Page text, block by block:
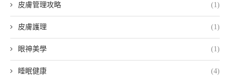
皮膚管理攻略 (1)
皮膚護理 (1)
眼神美學 (1)
睡眠健康 (4)